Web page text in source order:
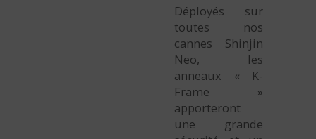
Déployés sur
toutes nos
cannes Shinjin
Neo, les
anneaux « K-
Frame »
apporteront
une grande